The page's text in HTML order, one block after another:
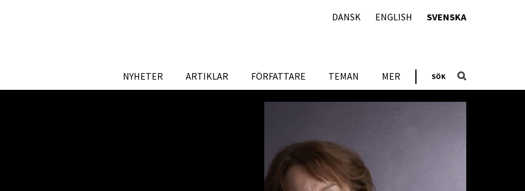
NYHETER ARTIKLAR FÖRFATTARE TEMAN MER SÖK
DANSK ENGLISH SVENSKA